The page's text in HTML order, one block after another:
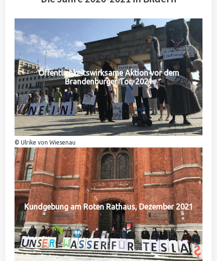
Öffentlichkeitswirksame Aktion vor dem
Brandenburger Tor, 2021
© Ulrike von Wiesenau
Kundgebung am Roten Rathaus, Dezember 2021